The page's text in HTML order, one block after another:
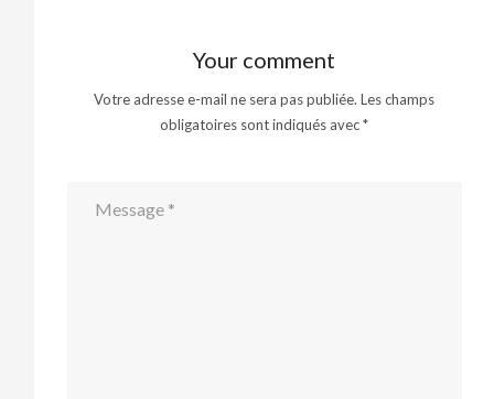
Your comment
Votre adresse e-mail ne sera pas publiée. Les champs
obligatoires sont indiqués avec*